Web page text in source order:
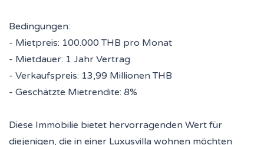
Bedingungen:
- Mietpreis: 100.000 THB pro Monat
- Mietdauer: 1 Jahr Vertrag
- Verkaufspreis: 13,99 Millionen THB
- Geschätzte Mietrendite: 8%
Diese Immobilie bietet hervorragenden Wert für
diejenigen, die in einer Luxusvilla wohnen möchten